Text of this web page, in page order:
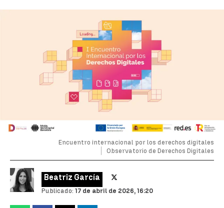
Encuentro internacional por los derechos digitales
Observatorio de Derechos Digitales
Beatriz García
Publicado:17 de abril de 2026, 16:20